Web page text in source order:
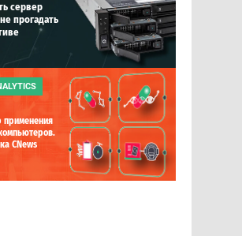
сервер
прогадать
применения
CNews